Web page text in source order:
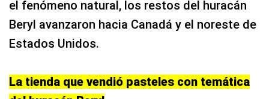
el fenómeno natural, los restos del huracán
Beryl avanzaron hacia Canadá y el noreste de
Estados Unidos.
La tienda que vendió pasteles con temática